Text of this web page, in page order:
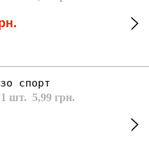
спорт
шт. 5,99 грн.